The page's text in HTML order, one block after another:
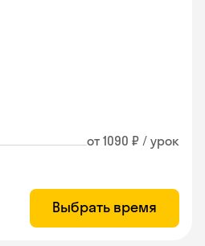
от 1090 ₽ / урок
Выбрать время